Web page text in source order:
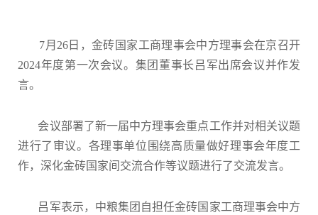
7月26日，金砖国家工商理事会中方理事会在京召开
2024年度第一次会议。集团董事长吕军出席会议并作发
言。
会议部署了新一届中方理事会重点工作并对相关议题
进行了审议。各理事单位围绕高质量做好理事会年度工
作，深化金砖国家间交流合作等议题进行了交流发言。
吕军表示，中粮集团自担任金砖国家工商理事会中方